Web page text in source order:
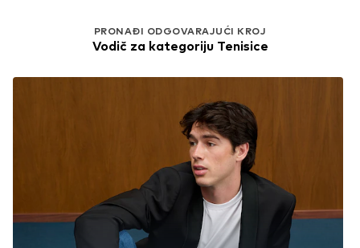
PRONAĐI ODGOVARAJUĆI KROJ
Vodič za kategoriju Tenisice